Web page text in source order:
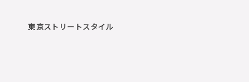
東京ストリートスタイル